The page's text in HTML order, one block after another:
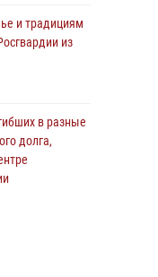
и традициям
из
в разные
долга,
и